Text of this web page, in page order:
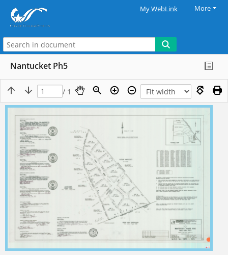
My WebLink More
Nantucket Ph5
/ 1